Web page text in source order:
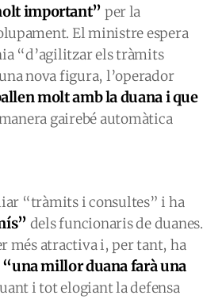
important” per la
El ministre espera
“d’agilitzar els tràmits
nova figura, l’operador
molt amb la duana i que
gairebé automàtica
“tràmits i consultes” i ha
dels funcionaris de duanes.
més atractiva i, per tant, ha
“una millor duana farà una
i tot elogiant la defensa